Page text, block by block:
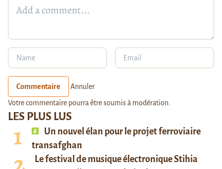
LES PLUS LUS
Un nouvel élan pour le projet ferroviaire
transafghan
Le festival de musique électronique Stihia
Commentaire Annuler
Votre commentaire pourra être soumis à modération.